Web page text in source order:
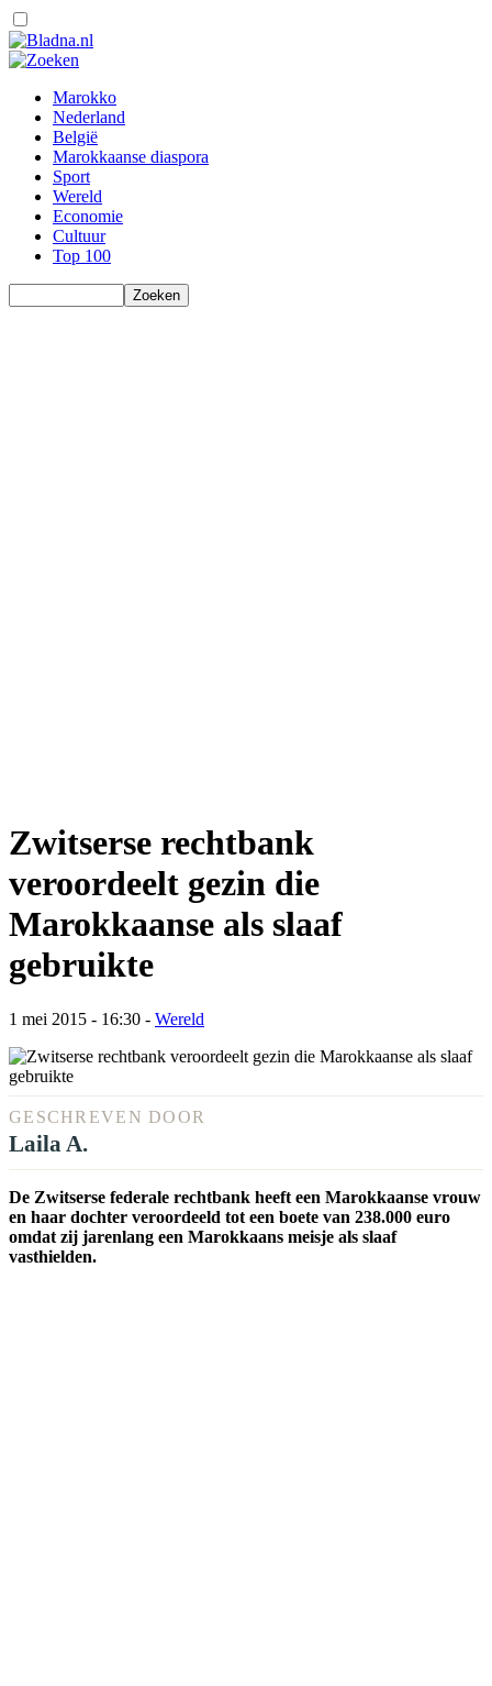
Marokko
Nederland
België
Marokkaanse diaspora
Sport
Wereld
Economie
Cultuur
Top 100
Zwitserse rechtbank
veroordeelt gezin die
Marokkaanse als slaaf
gebruikte
1 mei 2015 - 16:30 - Wereld
GESCHREVEN DOOR
Laila A.
De Zwitserse federale rechtbank heeft een Marokkaanse vrouw
en haar dochter veroordeeld tot een boete van 238.000 euro
omdat zij jarenlang een Marokkaans meisje als slaaf
vasthielden.